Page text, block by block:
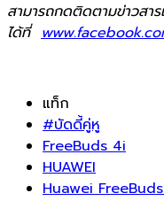
สามารถกดติดตามข่าวสาร
ได้ที่
แท็ก
#บัดดี้คู่หู
FreeBuds 4i
HUAWEI
Huawei